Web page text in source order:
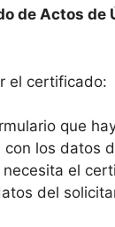
de Actos de
el certificado:
que
con los datos
el
del